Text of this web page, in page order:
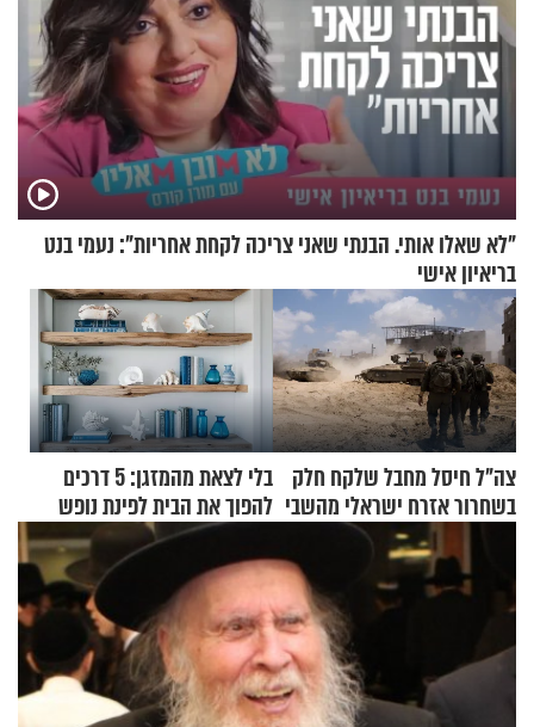
"לא שאלו אותי. הבנתי שאני צריכה לקחת אחריות": נעמי בנט
בריאיון אישי
צה"ל חיסל מחבל שלקח חלק
בשחרור אזרח ישראלי מהשבי
בלי לצאת מהמזגן: 5 דרכים
להפוך את הבית לפינת נופש
מעוצבת